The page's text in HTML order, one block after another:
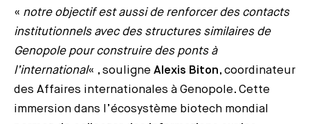
« notre objectif est aussi de renforcer des contacts
institutionnels avec des structures similaires de
Genopole pour construire des ponts à
l’international« , souligne Alexis Biton, coordinateur
des Affaires internationales à Genopole. Cette
immersion dans l’écosystème biotech mondial